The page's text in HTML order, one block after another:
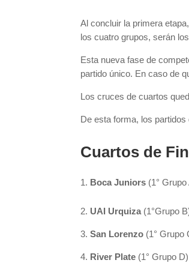
Al concluir la primera
los cuatro grupos, serán
Esta nueva fase de
partido único. En caso de
Los cruces de cuartos
De esta forma, los
Cuartos de
Boca Juniors (1° Grupo
2. UAI Urquiza (1°Grupo
3.San Lorenzo (1° Grupo
4. River Plate (1° Grupo D)